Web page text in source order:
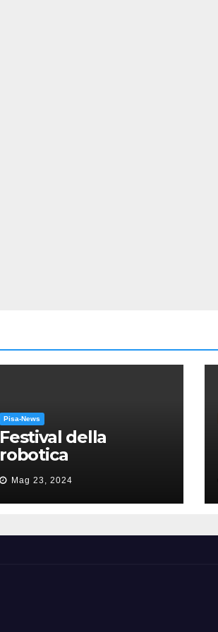
Pisa-News
Festival della
robotica
Mag 23, 2024